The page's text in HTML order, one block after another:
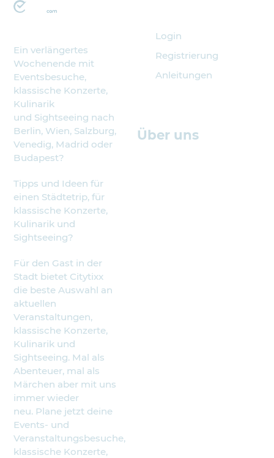
Ein verlängertes
Wochenende mit
Eventsbesuche,
klassische Konzerte,
Kulinarik
und Sightseeing nach
Berlin, Wien, Salzburg,
Venedig, Madrid oder
Budapest?
Tipps und Ideen für
einen Städtetrip, für
klassische Konzerte,
Kulinarik und
Sightseeing?
Für den Gast in der
Stadt bietet Citytixx
die beste Auswahl an
aktuellen
Veranstaltungen,
klassische Konzerte,
Kulinarik und
Sightseeing. Mal als
Abenteuer, mal als
Märchen aber mit uns
immer wieder
neu. Plane jetzt deine
Events- und
Veranstaltungsbesuche,
klassische Konzerte,
Login
Registrierung
Anleitungen
Über uns